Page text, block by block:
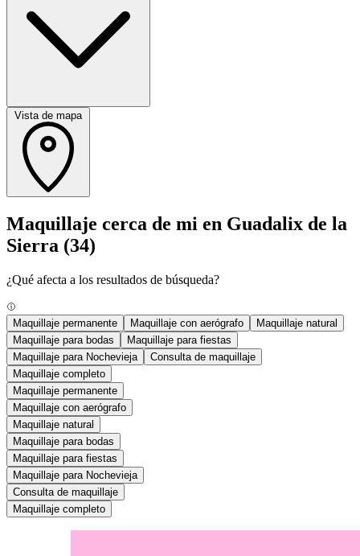
Vista de mapa
Maquillaje cerca de mi en Guadalix de la
Sierra (34)
¿Qué afecta a los resultados de búsqueda?
Maquillaje permanente Maquillaje con aerógrafo
Maquillaje natural
Maquillaje para bodas
Maquillaje para fiestas
Maquillaje para Nochevieja
Consulta de maquillaje
Maquillaje completo
Maquillaje permanente
Maquillaje con aerógrafo
Maquillaje natural
Maquillaje para bodas
Maquillaje para fiestas
Maquillaje para Nochevieja
Consulta de maquillaje
Maquillaje completo